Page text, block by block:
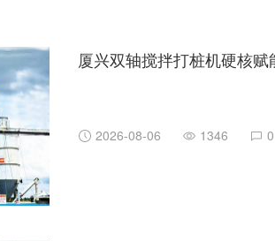
厦兴双轴搅拌打桩机硬核
2026-08-06 1346 0